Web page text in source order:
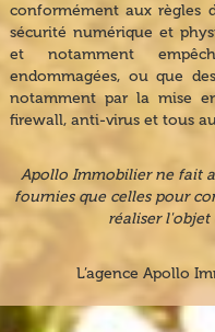
conformément aux règles
sécurité numérique et
et notamment
endommagées, ou que
notamment par la mise
firewall, anti-virus et tous
Apollo Immobilier ne fait
fournies que celles pour
réaliser l'objet
L’agence Apollo